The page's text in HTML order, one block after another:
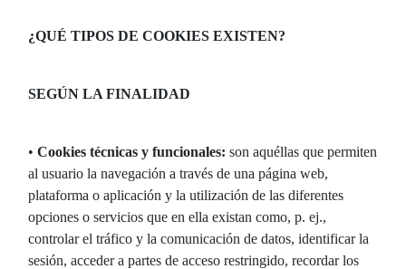
¿QUÉ TIPOS DE COOKIES EXISTEN?
SEGÚN LA FINALIDAD
• Cookies técnicas y funcionales: son aquéllas que permiten
al usuario la navegación a través de una página web,
plataforma o aplicación y la utilización de las diferentes
opciones o servicios que en ella existan como, p. ej.,
controlar el tráfico y la comunicación de datos, identificar la
sesión, acceder a partes de acceso restringido, recordar los